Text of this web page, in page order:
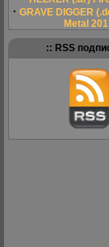
· GRAVE DIGGER
Metal
:: RSS